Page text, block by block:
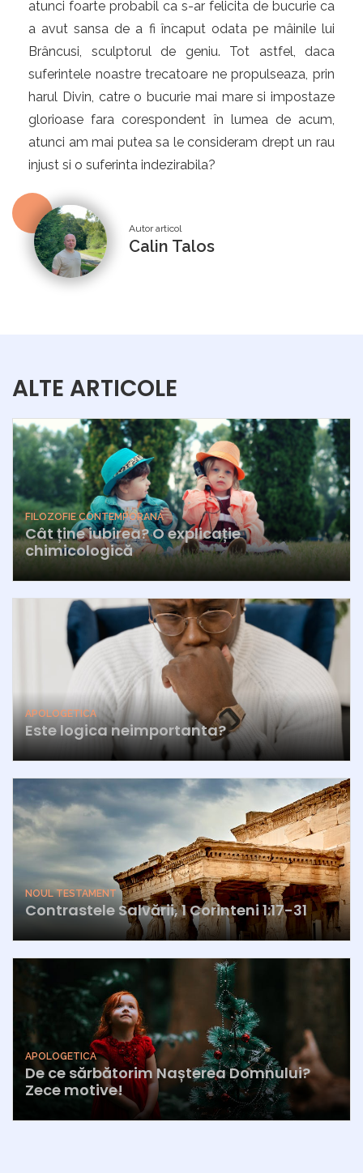
atunci foarte probabil ca s-ar felicita de bucurie ca
a avut sansa de a fi încaput odata pe mâinile lui
Brâncusi, sculptorul de geniu. Tot astfel, daca
suferintele noastre trecatoare ne propulseaza, prin
harul Divin, catre o bucurie mai mare si impostaze
glorioase fara corespondent în lumea de acum,
atunci am mai putea sa le consideram drept un rau
injust si o suferinta indezirabila?
Autor articol
Calin Talos
ALTE ARTICOLE
FILOZOFIE CONTEMPORANA
Cât ține iubirea? O explicație
chimicologică
APOLOGETICA
Este logica neimportanta?
NOUL TESTAMENT
Contrastele Salvării, 1 Corinteni 1:17-31
APOLOGETICA
De ce sărbătorim Nașterea Domnului?
Zece motive!